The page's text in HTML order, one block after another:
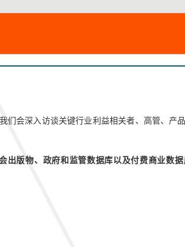
会深入访谈关键行业利益相关者、高管、产
出版物、政府和监管数据库以及付费商业数